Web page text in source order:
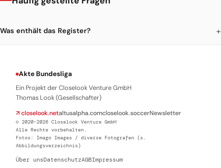
Was enthält das Register?
Akte Bundesliga
Ein Projekt der Closelook Venture GmbH
Thomas Look (Gesellschafter)
↗ closelook.netaltusalpha.comcloselook.soccerNewsletter
© 2020–2026 Closelook Venture GmbH
Alle Rechte vorbehalten.
Fotos: Imago Images / diverse Fotografen (s.
Abbildungsverzeichnis)
Über unsDatenschutzAGBImpressum